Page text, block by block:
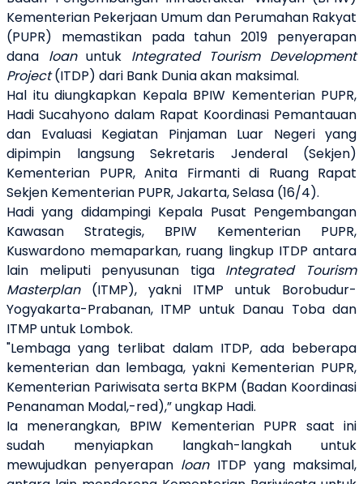
Kementerian Pekerjaan Umum dan Perumahan Rakyat
(PUPR) memastikan pada tahun 2019 penyerapan
dana loanuntuk Integrated Tourism Development
Project(ITDP) dari Bank Dunia akan maksimal.
Hal itu diungkapkan Kepala BPIW Kementerian PUPR,
Hadi Sucahyono dalam Rapat Koordinasi Pemantauan
dan Evaluasi Kegiatan Pinjaman Luar Negeri yang
dipimpin langsung Sekretaris Jenderal (Sekjen)
Kementerian PUPR, Anita Firmanti di Ruang Rapat
Sekjen Kementerian PUPR, Jakarta, Selasa (16/4).
Hadi yang didampingi Kepala Pusat Pengembangan
Kawasan Strategis, BPIW Kementerian PUPR,
Kuswardono memaparkan, ruang lingkup ITDP antara
lain meliputi penyusunan tiga Integrated Tourism
Masterplan (ITMP), yakni ITMP untuk Borobudur-
Yogyakarta-Prabanan, ITMP untuk Danau Toba dan
ITMP untuk Lombok.
"Lembaga yang terlibat dalam ITDP, ada beberapa
kementerian dan lembaga, yakni Kementerian PUPR,
Kementerian Pariwisata serta BKPM (Badan Koordinasi
Penanaman Modal,-red),” ungkap Hadi.
Ia menerangkan, BPIW Kementerian PUPR saat ini
sudah menyiapkan langkah-langkah untuk
mewujudkan penyerapan loan ITDP yang maksimal,